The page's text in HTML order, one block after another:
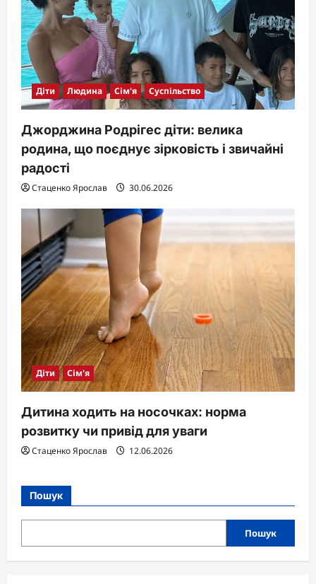
Діти Людина Сім'я Суспільство
Джорджина Родрігес діти: велика
родина, що поєднує зірковість і звичайні
радості
Стаценко Ярослав 30.06.2026
Діти Сім'я
Дитина ходить на носочках: норма
розвитку чи привід для уваги
Стаценко Ярослав 12.06.2026
Пошук
Пошук